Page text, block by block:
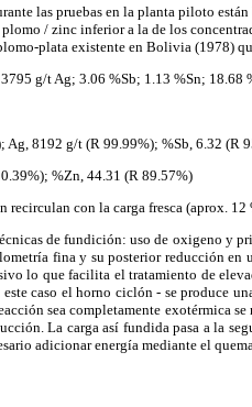
las pruebas en la planta piloto
/ zinc inferior a la de los
plata existente en Bolivia (1978)
g/t Ag; 3.06 %Sb; 1.13 %Sn; 18.68
Ag, 8192 g/t (R 99.99%); %Sb, 6.32 (R
%Zn, 44.31 (R 89.57%)
con la carga fresca (aprox. 12
de fundición: uso de oxigeno y
fina y su posterior reducción en
lo que facilita el tratamiento de
caso el horno ciclón - se produce
sea completamente exotérmica
La carga así fundida pasa a la
adicionar energía mediante el